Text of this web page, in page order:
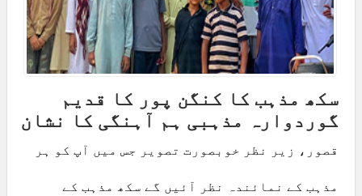
سکھ مذہب کا کنگن پور کا قدیم
گوردوارہ مذہبی ہم آہنگی کا نشان
قصور، زیر نظر خوبصورت تصویر جس میں آپ کو ہر
مذہب کے نمائندہ نظر آئیں گے سکھ مذہب کے